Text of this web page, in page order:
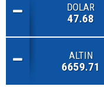
DOLAR
47.68
ALTIN
6659.71